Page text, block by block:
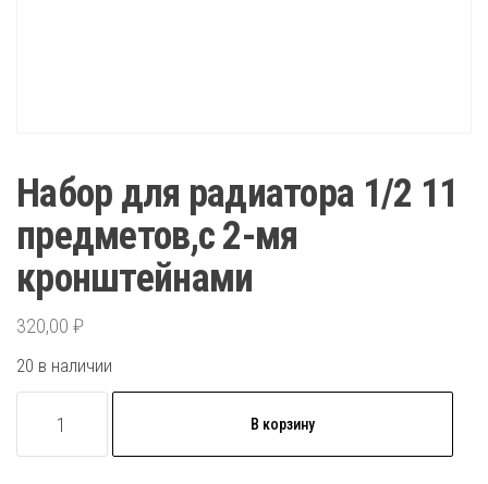
Набор для радиатора 1/2 11
предметов,с 2-мя
кронштейнами
320,00 ₽
20 в наличии
товара
В корзину